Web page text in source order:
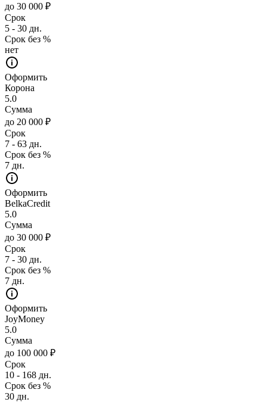
до 30 000 ₽
Срок
5 - 30 дн.
Срок без %
нет
Оформить
Корона
5.0
Сумма
до 20 000 ₽
Срок
7 - 63 дн.
Срок без %
7 дн.
Оформить
BelkaCredit
5.0
Сумма
до 30 000 ₽
Срок
7 - 30 дн.
Срок без %
7 дн.
Оформить
JoyMoney
5.0
Сумма
до 100 000 ₽
Срок
10 - 168 дн.
Срок без %
30 дн.